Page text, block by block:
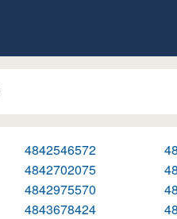
4842546572
4842702075
4842975570
4843678424